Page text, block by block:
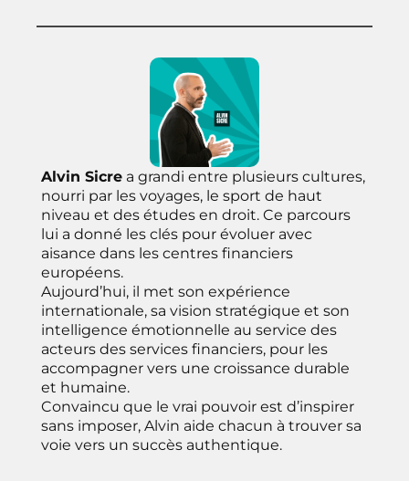
Alvin Sicre a grandi entre plusieurs cultures,
nourri par les voyages, le sport de haut
niveau et des études en droit. Ce parcours
lui a donné les clés pour évoluer avec
aisance dans les centres financiers
européens.
Aujourd’hui, il met son expérience
internationale, sa vision stratégique et son
intelligence émotionnelle au service des
acteurs des services financiers, pour les
accompagner vers une croissance durable
et humaine.
Convaincu que le vrai pouvoir est d’inspirer
sans imposer, Alvin aide chacun à trouver sa
voie vers un succès authentique.